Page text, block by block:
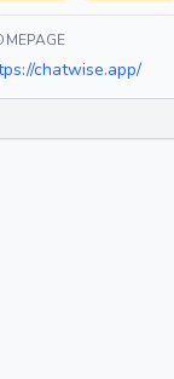
chatwise.app/